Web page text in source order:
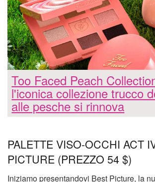
Too Faced Peach
l'iconica collezione trucco
alle pesche si rinnova
PALETTE VISO-OCCHI ACT
PICTURE (PREZZO 54 $)
Iniziamo presentandovi Best Picture, la